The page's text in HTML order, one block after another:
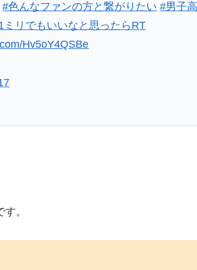
#色んなファンの方と繋がりたい #男子
ミリでもいいなと思ったらRT
Hv5oY4QSBe
。